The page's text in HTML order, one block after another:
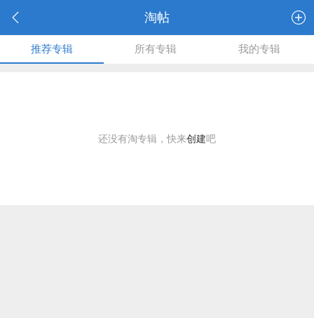
淘帖
推荐专辑 所有专辑 我的专辑
还没有淘专辑，快来创建吧